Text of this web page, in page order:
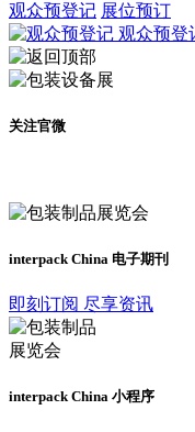
观众预登记 展位预订
观众预登
关注官微
interpack China 电子期刊
即刻订阅 尽享资讯
interpack China 小程序